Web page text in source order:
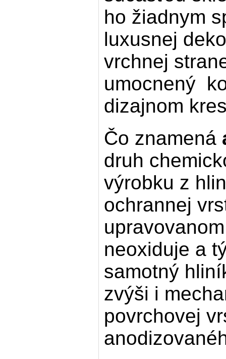
ho žiadnym
luxusnej
vrchnej
umocnený
dizajnom
Čo znamená
druh
výrobku z
ochrannej
neoxiduje a
samotný
zvýši i
povrchovej